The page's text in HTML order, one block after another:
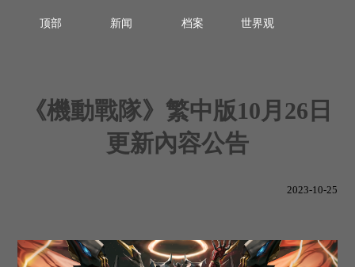
顶部 新闻 档案 世界观
《機動戰隊》繁中版10月26日
更新內容公告
2023-10-25